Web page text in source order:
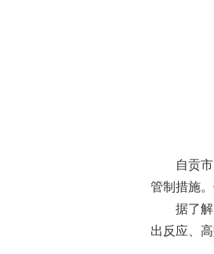
自贡市大
管制措施
据了解，
出反应、